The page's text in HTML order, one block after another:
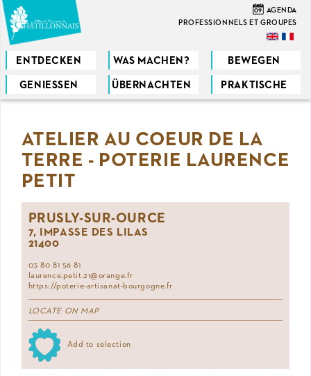
Direkt
zum
Inhalt
09 AGENDA
PROFESSIONNELS ET GROUPES
ENTDECKEN WAS MACHEN? BEWEGEN
GENIESSEN ÜBERNACHTEN PRAKTISCHE
Sie
hierATELIER AU COEUR DE LA
TERRE - POTERIE LAURENCE
PETIT
PRUSLY-SUR-OURCE
7, IMPASSE DES LILAS
21400
03 80 81 56 81
laurence.petit.21@orange.fr
https://poterie-artisanat-bourgogne.fr
LOCATE ON MAP
Add to selection